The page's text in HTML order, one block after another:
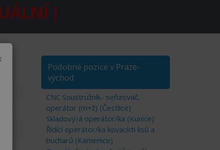
)
Podobné pozice v Praze-
východ
CNC Soustružník- seřizovač,
operátor (m+ž) (Čestlice)
Skladový/á operátor/ka (Kunice)
Řídící operátor/ka kovacích lisů a
bucharů (Kamenice)